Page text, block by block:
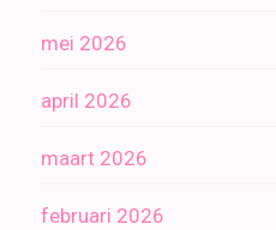
mei 2026
april 2026
maart 2026
februari 2026